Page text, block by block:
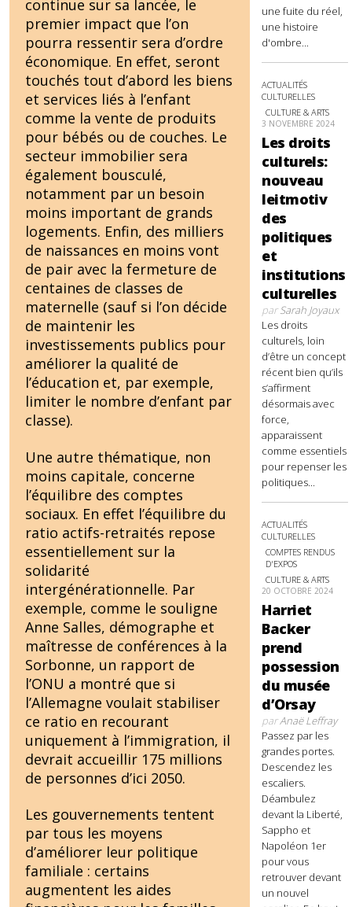
continue sur sa lancée, le
premier impact que l’on
pourra ressentir sera d’ordre
économique. En effet, seront
touchés tout d’abord les biens
et services liés à l’enfant
comme la vente de produits
pour bébés ou de couches. Le
secteur immobilier sera
également bousculé,
notamment par un besoin
moins important de grands
logements. Enfin, des milliers
de naissances en moins vont
de pair avec la fermeture de
centaines de classes de
maternelle (sauf si l’on décide
de maintenir les
investissements publics pour
améliorer la qualité de
l’éducation et, par exemple,
limiter le nombre d’enfant par
classe).
Une autre thématique, non
moins capitale, concerne
l’équilibre des comptes
sociaux. En effet l’équilibre du
ratio actifs-retraités repose
essentiellement sur la
solidarité
intergénérationnelle. Par
exemple, comme le souligne
Anne Salles, démographe et
maîtresse de conférences à la
Sorbonne, un rapport de
l’ONU a montré que si
l’Allemagne voulait stabiliser
ce ratio en recourant
uniquement à l’immigration, il
devrait accueillir 175 millions
de personnes d’ici 2050.
Les gouvernements tentent
par tous les moyens
d’améliorer leur politique
familiale : certains
augmentent les aides
une fuite du réel,
une histoire
d'ombre...
ACTUALITÉS
CULTURELLES
CULTURE & ARTS
3 NOVEMBRE 2024
Les droits
culturels:
nouveau
leitmotiv
des
politiques
et
institutions
culturelles
parSarah Joyaux
Les droits
culturels, loin
d’être un concept
récent bien qu’ils
s’affirment
désormais avec
force,
apparaissent
comme essentiels
pour repenser les
politiques...
ACTUALITÉS
CULTURELLES
COMPTES RENDUS
D'EXPOS
CULTURE & ARTS
20 OCTOBRE 2024
Harriet
Backer
prend
possession
du musée
d’Orsay
parAnaë Leffray
Passez par les
grandes portes.
Descendez les
escaliers.
Déambulez
devant la Liberté,
Sappho et
Napoléon 1er
pour vous
retrouver devant
un nouvel